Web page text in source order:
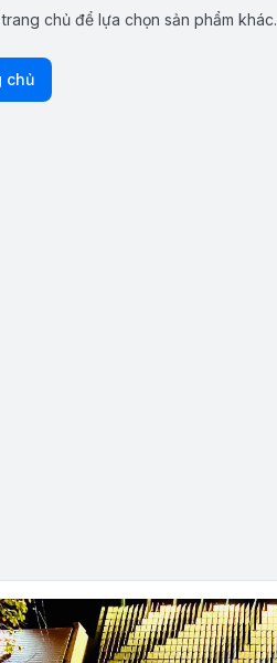
chủ để lựa chọn sản phẩm khác.
chủ